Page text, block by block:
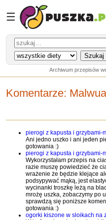
☰
Archiwum przepisów
Komentarze: Malwua
pierogi z kapusta i grzybami-
Ani jedno uszko i ani jeden
gotowania :)
pierogi z kapusta i grzybami-
Wykorzystałam przepis na
razie muszę powiedzieć że
wrażenie że będzie klejące
podsypywać mąką, jest
wycinanki troszkę leżą na
mrożę uszka, zobaczymy po
sprawdzą się poniższe
gotowania :)
ogorki kiszone w sloikach na